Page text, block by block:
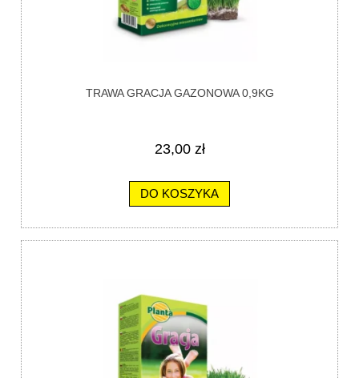
TRAWA GRACJA GAZONOWA 0,9KG
23,00 zł
DO KOSZYKA